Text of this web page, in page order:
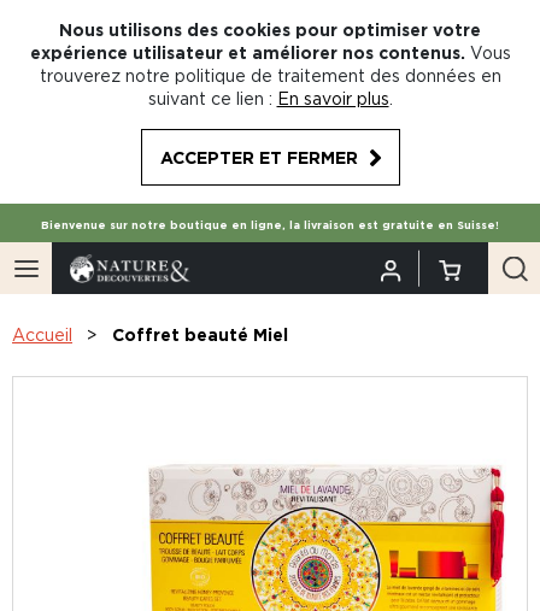
Nous utilisons des cookies pour optimiser votre
expérience utilisateur et améliorer nos contenus. Vous
trouverez notre politique de traitement des données en
suivant ce lien : En savoir plus
ACCEPTER ET FERMER
Bienvenue sur notre boutique en ligne, la livraison est gratuite en Suisse!
Accueil Coffret beauté Miel